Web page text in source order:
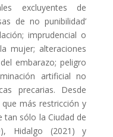
excluyentes de
de no punibilidad’
imprudencial o
mujer; alteraciones
embarazo; peligro
artificial no
precarias. Desde
que más restricción y
tan sólo la Ciudad de
Hidalgo (2021) y